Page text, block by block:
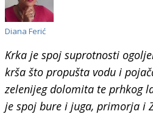
Diana Ferić
Krka je spoj suprotnosti
krša što propušta vodu i
zelenijeg dolomita te prhkog
je spoj bure i juga, primorja i